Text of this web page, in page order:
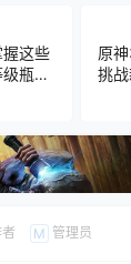
这些
瓶
原
挑战
M 管理员